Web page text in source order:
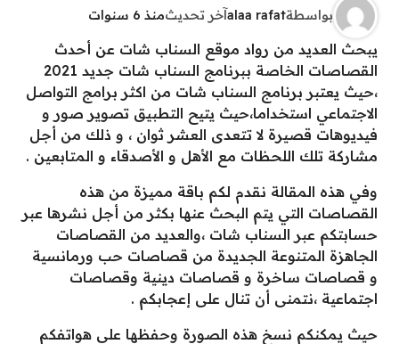
بواسطةalaa rafatآخر تحديثمنذ 6 سنوات
يبحث العديد من رواد موقع السناب شات عن أحدث
القصاصات الخاصة ببرنامج السناب شات جديد 2021
،حيث يعتبر برنامج السناب شات من اكثر برامج التواصل
الاجتماعي استخداما،حيث يتيح التطبيق تصوير صور و
فيديوهات قصيرة لا تتعدى العشر ثوان ، و ذلك من أجل
مشاركة تلك اللحظات مع الأهل و الأصدقاء و المتابعين .
وفي هذه المقالة نقدم لكم باقة مميزة من هذه
القصاصات التي يتم البحث عنها بكثر من أجل نشرها عبر
حسابتكم عبر السناب شات ،والعديد من القصاصات
الجاهزة المتنوعة الجديدة من قصاصات حب ورمانسية
و قصاصات ساخرة و قصاصات دينية وقصاصات
اجتماعية ،نتمنى أن تنال على إعجابكم .
حيث يمكنكم نسخ هذه الصورة وحفظها على هواتفكم